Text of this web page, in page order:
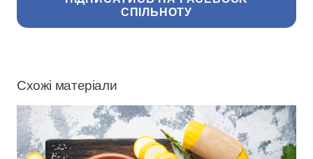
СПІЛЬНОТУ
Схожі матеріали